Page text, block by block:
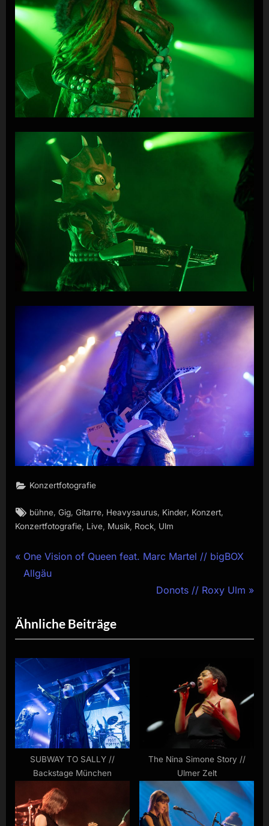
Konzertfotografie
Tags:
bühne ,Gig ,Gitarre Heavysaurus Kinder Konzert
Konzertfotografie Live Musik Rock Ulm
Beitragsnavigation
P
r
i
o
u
s
P
o
s
t
One Vision of Queen feat. Marc Martel // bigBOX
Allgäu
N
t
:
Donots // Roxy Ulm
Ähnliche Beiträge
SUBWAY TO SALLY //
Backstage München
The Nina Simone Story //
Ulmer Zelt